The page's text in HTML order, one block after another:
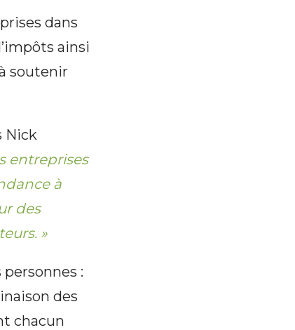
dans
ainsi
soutenir
Nick
entreprises
à
des
»
:
des
chacun